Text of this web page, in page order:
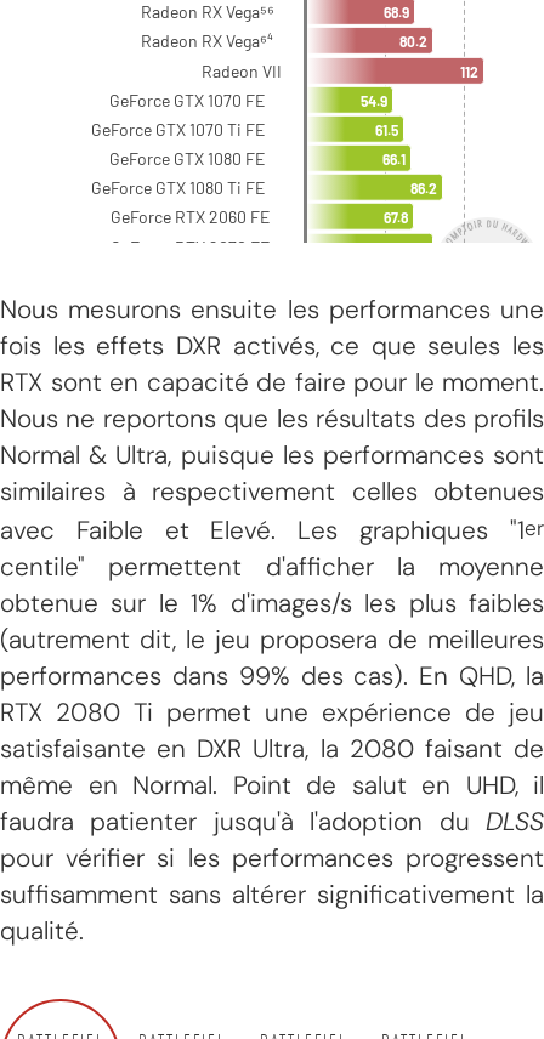
Nous mesurons ensuite les performances une
fois les effets DXR activés, ce que seules les
RTX sont en capacité de faire pour le moment.
Nous ne reportons que les résultats des profils
Normal & Ultra, puisque les performances sont
similaires à respectivement celles obtenues
avec Faible et Elevé. Les graphiques "1er
centile" permettent d'afficher la moyenne
obtenue sur le 1% d'images/s les plus faibles
(autrement dit, le jeu proposera de meilleures
performances dans 99% des cas). En QHD, la
RTX 2080 Ti permet une expérience de jeu
satisfaisante en DXR Ultra, la 2080 faisant de
même en Normal. Point de salut en UHD, il
faudra patienter jusqu'à l'adoption du DLSS
pour vérifier si les performances progressent
suffisamment sans altérer significativement la
qualité.